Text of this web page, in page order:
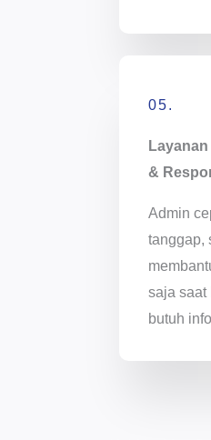
05.
&
Admin
tanggap,
saja saat
butuh